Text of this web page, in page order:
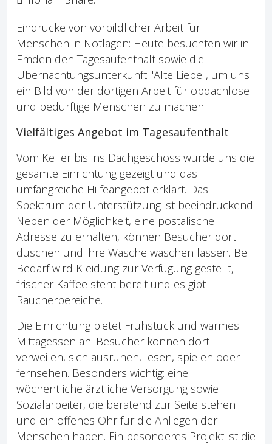
Eindrücke von vorbildlicher Arbeit für
Menschen in Notlagen: Heute besuchten wir in
Emden den Tagesaufenthalt sowie die
Übernachtungsunterkunft "Alte Liebe", um uns
ein Bild von der dortigen Arbeit für obdachlose
und bedürftige Menschen zu machen.
Vielfältiges Angebot im Tagesaufenthalt
Vom Keller bis ins Dachgeschoss wurde uns die
gesamte Einrichtung gezeigt und das
umfangreiche Hilfeangebot erklärt. Das
Spektrum der Unterstützung ist beeindruckend:
Neben der Möglichkeit, eine postalische
Adresse zu erhalten, können Besucher dort
duschen und ihre Wäsche waschen lassen. Bei
Bedarf wird Kleidung zur Verfügung gestellt,
frischer Kaffee steht bereit und es gibt
Raucherbereiche.
Die Einrichtung bietet Frühstück und warmes
Mittagessen an. Besucher können dort
verweilen, sich ausruhen, lesen, spielen oder
fernsehen. Besonders wichtig: eine
wöchentliche ärztliche Versorgung sowie
Sozialarbeiter, die beratend zur Seite stehen
und ein offenes Ohr für die Anliegen der
Menschen haben. Ein besonderes Projekt ist die